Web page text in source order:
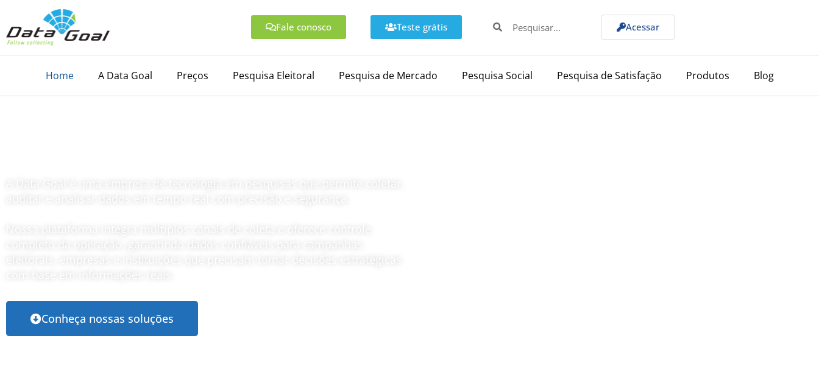
Fale conosco Teste grátis Acessar
Home A Data Goal Preços Pesquisa Eleitoral Pesquisa de Mercado Pesquisa Social Pesquisa de Satisfação Produtos Blog
Conheça nossas soluções